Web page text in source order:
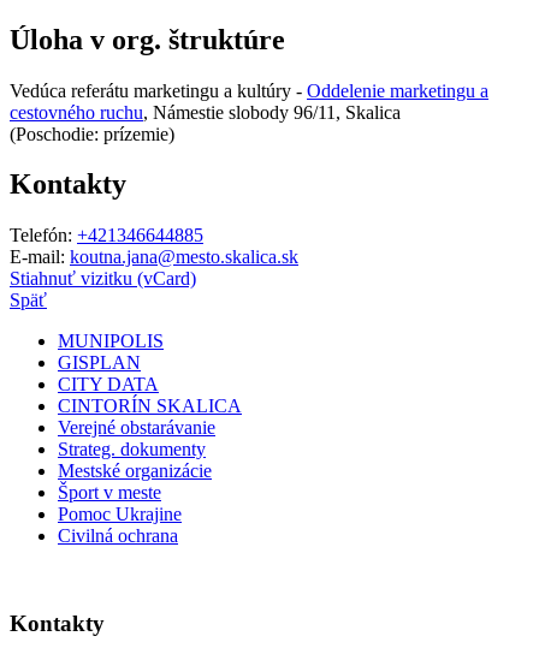
Úloha v org. štruktúre
Vedúca referátu marketingu a kultúry - Oddelenie marketingu a
cestovného ruchu, Námestie slobody 96/11, Skalica
(Poschodie: prízemie)
Kontakty
Telefón: +421346644885
E-mail: koutna.jana@mesto.skalica.sk
Stiahnuť vizitku (vCard)
Späť
MUNIPOLIS
GISPLAN
CITY DATA
CINTORÍN SKALICA
Verejné obstarávanie
Strateg. dokumenty
Mestské organizácie
Šport v meste
Pomoc Ukrajine
Civilná ochrana
Kontakty